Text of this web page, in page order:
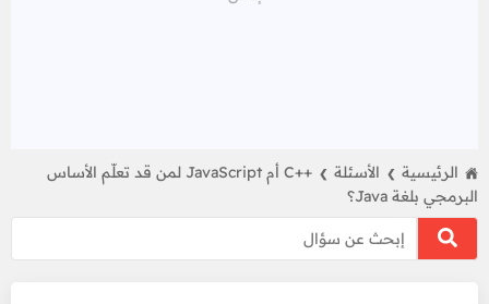
الرئيسية ❯ الأسئلة ❯
++C أم JavaScript لمن قد تعلّم الأساس
البرمجي بلغة Java؟